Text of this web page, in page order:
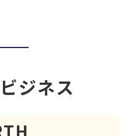
ジネス